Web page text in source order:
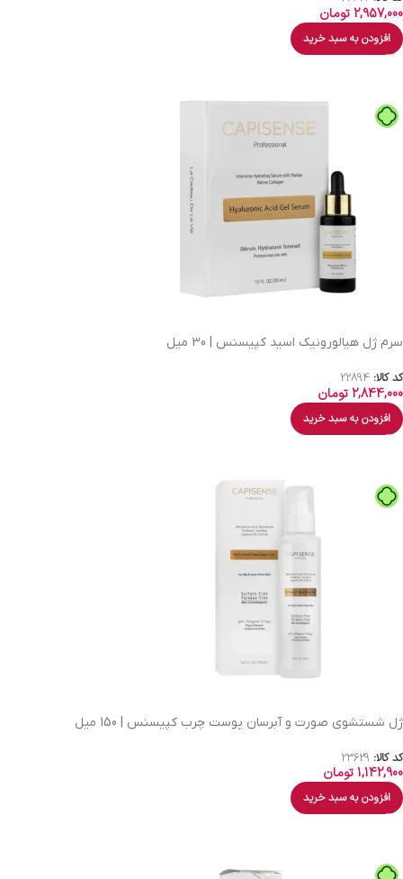
2,957,000تومان
افزودن به سبد خرید
سرم ژل هیالورونیک اسید کپیسنس | 30 میل
کد کالا: 22894
2,844,000تومان
افزودن به سبد خرید
ژل شستشوی صورت و آبرسان پوست چرب کپیسنس | 150 میل
کد کالا: 23629
1,142,900تومان
افزودن به سبد خرید